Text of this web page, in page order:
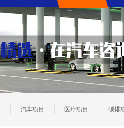
汽车项目 医疗项目 碳排